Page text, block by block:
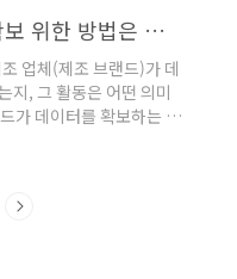
과 사
사례
세포
더' 세
들간에
'를 운
하는
세포라
데이터 마케팅, 고객 데이터 확보 위한 방법은 무엇이 있을까
업체(제조 브랜드)가 데
지, 그 활동은 어떤 의미
가 데이터를 확보하는 방
구인지 데이터로 보유하
니다. 제조 브랜드는 본
통을 통해 이루어졌다.